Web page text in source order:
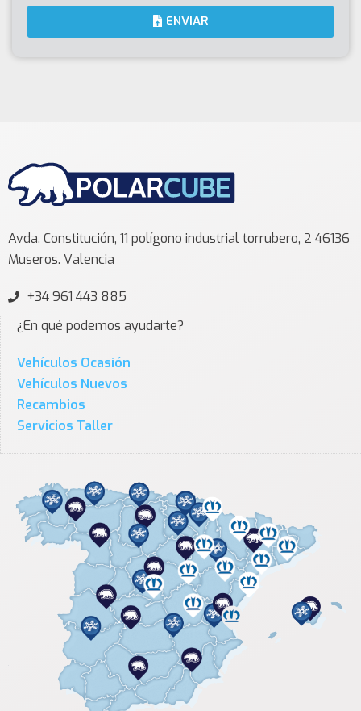
ENVIAR
Avda. Constitución, 11 polígono industrial torrubero, 2 46136
Museros. Valencia
+34 961 443 885
¿En qué podemos ayudarte?
Vehículos Ocasión
Vehículos Nuevos
Recambios
Servicios Taller